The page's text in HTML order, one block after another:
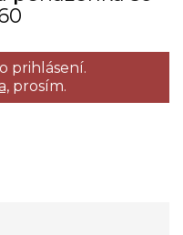
prihlásení.
prosím.